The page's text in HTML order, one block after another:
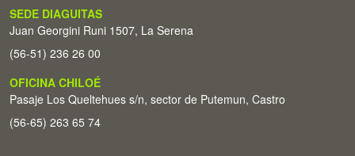
SEDE DIAGUITAS
Juan Georgini Runi 1507, La Serena
(56-51) 236 26 00
OFICINA CHILOÉ
Pasaje Los Queltehues s/n, sector de Putemun, Castro
(56-65) 263 65 74